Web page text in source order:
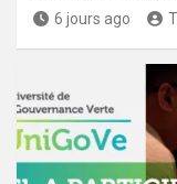
6 jours ago